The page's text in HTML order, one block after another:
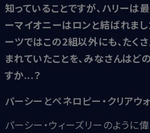
知っていることですが、ハリーは
ーマイオニーはロンと結ばれまし
ーツではこの2組以外にも、たく
まれていたことを、みなさんはど
すか...？
パーシーとペネロピー・クリアウ
パーシー・ウィーズリーのように